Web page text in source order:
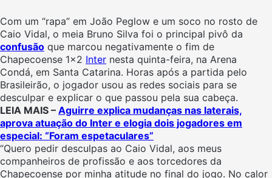
Com um “rapa” em João Peglow e um soco no rosto de
Caio Vidal, o meia Bruno Silva foi o principal pivô da
confusão que marcou negativamente o fim de
Chapecoense 1×2 Inter nesta quinta-feira, na Arena
Condá, em Santa Catarina. Horas após a partida pelo
Brasileirão, o jogador usou as redes sociais para se
desculpar e explicar o que passou pela sua cabeça.
LEIA MAIS – Aguirre explica mudanças nas laterais,
aprova atuação do Inter e elogia dois jogadores em
especial: “Foram espetaculares”
“Quero pedir desculpas ao Caio Vidal, aos meus
companheiros de profissão e aos torcedores da
Chapecoense por minha atitude no final do jogo. No calor